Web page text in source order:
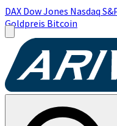
DAX Dow Jones Nasdaq
Goldpreis Bitcoin